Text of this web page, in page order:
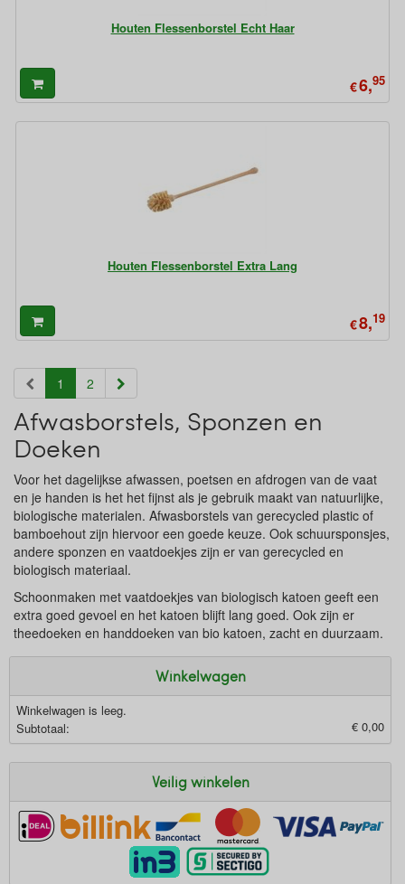
Houten Flessenborstel Echt Haar
€6,95
Houten Flessenborstel Extra Lang
€8,19
1 (current)
2
Afwasborstels, Sponzen en
Doeken
Voor het dagelijkse afwassen, poetsen en afdrogen van de vaat
en je handen is het het fijnst als je gebruik maakt van natuurlijke,
biologische materialen. Afwasborstels van gerecycled plastic of
bamboehout zijn hiervoor een goede keuze. Ook schuursponsjes,
andere sponzen en vaatdoekjes zijn er van gerecycled en
biologisch materiaal.
Schoonmaken met vaatdoekjes van biologisch katoen geeft een
extra goed gevoel en het katoen blijft lang goed. Ook zijn er
theedoeken en handdoeken van bio katoen, zacht en duurzaam.
Winkelwagen
Winkelwagen is leeg.
Subtotaal:
€ 0,00
Veilig winkelen